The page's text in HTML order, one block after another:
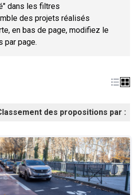
dans les filtres
des projets réalisés
en bas de page, modifiez le
par page.
des propositions par :